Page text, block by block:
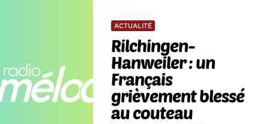
ACTUALITÉ
Rilchingen-
Hanweiler : un
Français
grièvement blessé
au couteau